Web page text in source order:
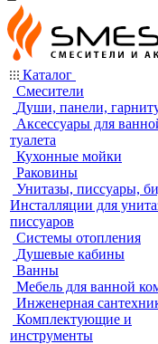
Каталог
Смесители
Души, панели,
Аксессуары для
туалета
Кухонные мойки
Раковины
Унитазы, писсуары,
Инсталляции для
писсуаров
Системы отопления
Душевые кабины
Ванны
Мебель для ванной
Инженерная
Комплектующие и
инструменты